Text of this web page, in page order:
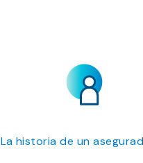
La historia de un